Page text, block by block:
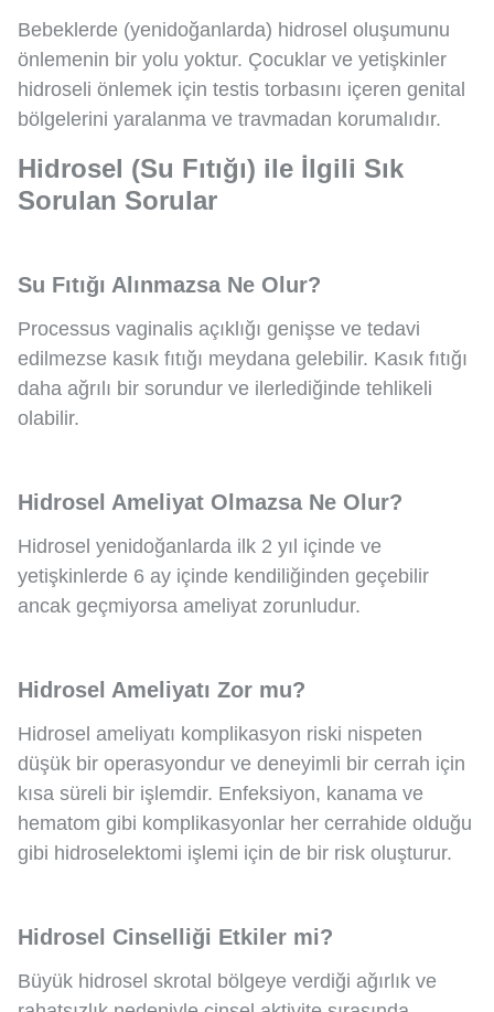
Bebeklerde (yenidoğanlarda) hidrosel oluşumunu
önlemenin bir yolu yoktur. Çocuklar ve yetişkinler
hidroseli önlemek için testis torbasını içeren genital
bölgelerini yaralanma ve travmadan korumalıdır.
Hidrosel (Su Fıtığı) ile İlgili Sık
Sorulan Sorular
Su Fıtığı Alınmazsa Ne Olur?
Processus vaginalis açıklığı genişse ve tedavi
edilmezse kasık fıtığı meydana gelebilir. Kasık fıtığı
daha ağrılı bir sorundur ve ilerlediğinde tehlikeli
olabilir.
Hidrosel Ameliyat Olmazsa Ne Olur?
Hidrosel yenidoğanlarda ilk 2 yıl içinde ve
yetişkinlerde 6 ay içinde kendiliğinden geçebilir
ancak geçmiyorsa ameliyat zorunludur.
Hidrosel Ameliyatı Zor mu?
Hidrosel ameliyatı komplikasyon riski nispeten
düşük bir operasyondur ve deneyimli bir cerrah için
kısa süreli bir işlemdir. Enfeksiyon, kanama ve
hematom gibi komplikasyonlar her cerrahide olduğu
gibi hidroselektomi işlemi için de bir risk oluşturur.
Hidrosel Cinselliği Etkiler mi?
Büyük hidrosel skrotal bölgeye verdiği ağırlık ve